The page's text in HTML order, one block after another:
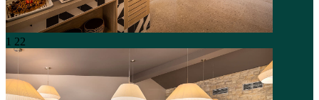
1 22